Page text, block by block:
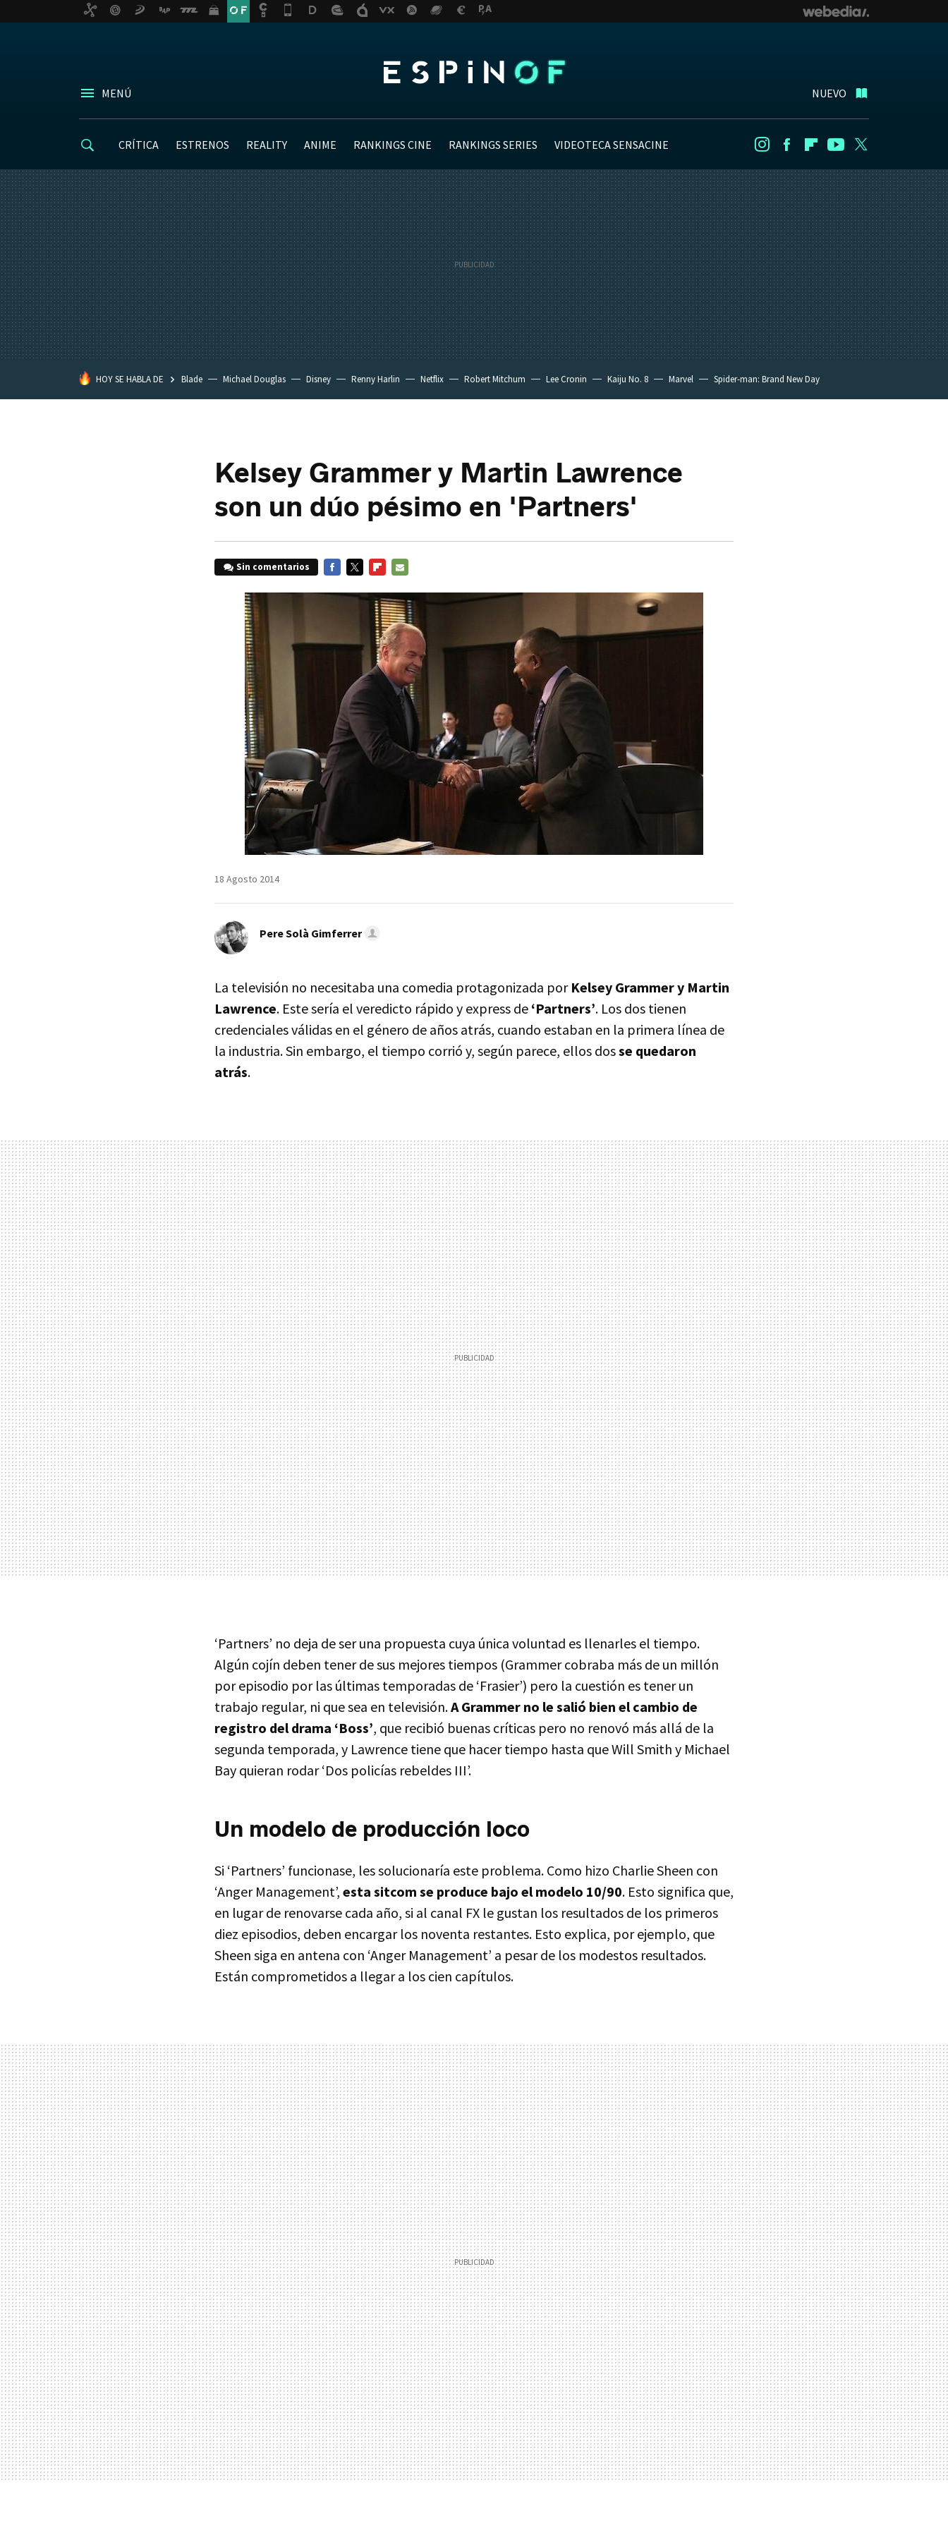
MENÚ NUEVO
CRÍTICA ESTRENOS REALITY ANIME RANKINGS CINE RANKINGS SERIES VIDEOTECA SENSACINE InstagramFacebookFlipboard
Youtube
HOY SE HABLA DE Blade Michael Douglas Disney Renny Harlin Netflix Robert Mitchum Lee Cronin Kaiju No. 8 Marvel Spider-man: Brand New Day
Kelsey Grammer y Martin Lawrence
son un dúo pésimo en 'Partners'
Sin comentarios
MAIL
18 Agosto 2014
Pere Solà Gimferrer
La televisión no necesitaba una comedia protagonizada por Kelsey Grammer y Martin
Lawrence. Este sería el veredicto rápido y express de ‘Partners’. Los dos tienen
credenciales válidas en el género de años atrás, cuando estaban en la primera línea de
la industria. Sin embargo, el tiempo corrió y, según parece, ellos dosse quedaron
atrás.
‘Partners’ no deja de ser una propuesta cuya única voluntad es llenarles el tiempo.
Algún cojín deben tener de sus mejores tiempos (Grammer cobraba más de un millón
por episodio por las últimas temporadas de ‘Frasier’) pero la cuestión es tener un
trabajo regular, ni que sea en televisión.A Grammer no le salió bien el cambio de
registro del drama ‘Boss’, que recibió buenas críticas pero no renovó más allá de la
segunda temporada, y Lawrence tiene que hacer tiempo hasta que Will Smith y Michael
Bay quieran rodar ‘Dos policías rebeldes III’.
Un modelo de producción loco
Si ‘Partners’ funcionase, les solucionaría este problema. Como hizo Charlie Sheen con
‘Anger Management’, esta sitcom se produce bajo el modelo 10/90. Esto significa que,
en lugar de renovarse cada año, si al canal FX le gustan los resultados de los primeros
diez episodios, deben encargar los noventa restantes. Esto explica, por ejemplo, que
Sheen siga en antena con ‘Anger Management’ a pesar de los modestos resultados.
Están comprometidos a llegar a los cien capítulos.